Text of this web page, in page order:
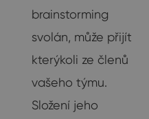
brainstorming
svolán, může přijít
kterýkoli ze členů
vašeho týmu.
Složení jeho